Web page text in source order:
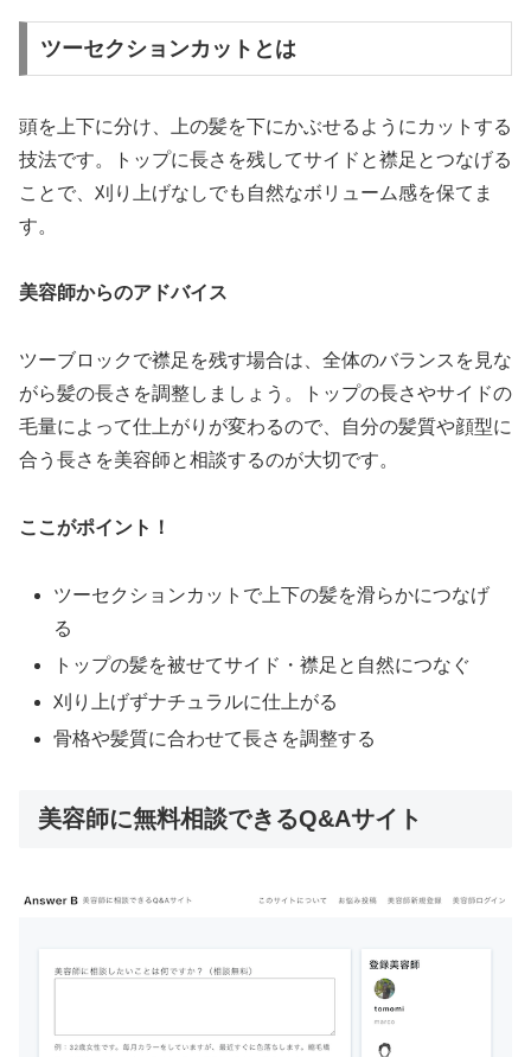
ツーセクションカットとは
頭を上下に分け、上の髪を下にかぶせるようにカットする
技法です。トップに長さを残してサイドと襟足とつなげる
ことで、刈り上げなしでも自然なボリューム感を保てま
す。
美容師からのアドバイス
ツーブロックで襟足を残す場合は、全体のバランスを見な
がら髪の長さを調整しましょう。トップの長さやサイドの
毛量によって仕上がりが変わるので、自分の髪質や顔型に
合う長さを美容師と相談するのが大切です。
ここがポイント！
ツーセクションカットで上下の髪を滑らかにつなげ
る
トップの髪を被せてサイド・襟足と自然につなぐ
刈り上げずナチュラルに仕上がる
骨格や髪質に合わせて長さを調整する
美容師に無料相談できるQ&Aサイト